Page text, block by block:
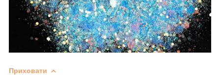
Приховати